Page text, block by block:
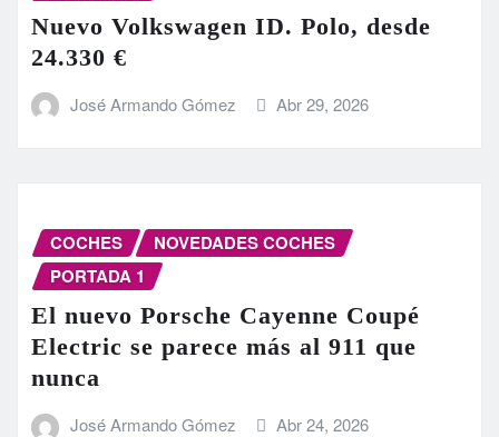
Nuevo Volkswagen ID. Polo, desde
24.330 €
José Armando Gómez Abr 29, 2026
COCHES
NOVEDADES COCHES
PORTADA 1
El nuevo Porsche Cayenne Coupé
Electric se parece más al 911 que
nunca
José Armando Gómez Abr 24, 2026